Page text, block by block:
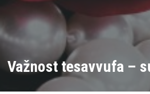
Važnost tesavvufa –